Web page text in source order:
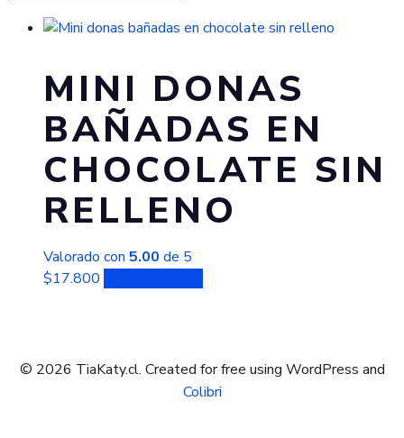
MINI DONAS
BAÑADAS EN
CHOCOLATE SIN
RELLENO
Valorado con 5.00 de 5
$17.800
© 2026 TiaKaty.cl. Created for free using WordPress and
Colibri